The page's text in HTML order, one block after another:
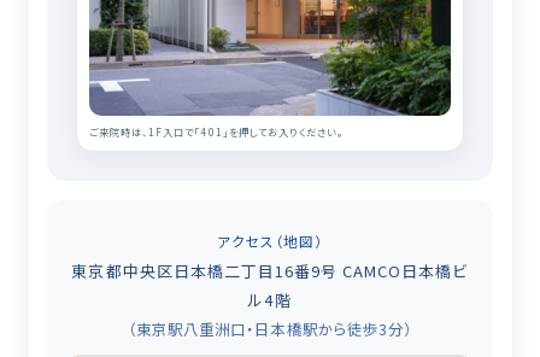
ご来院時は、1F入口で「401」を押してお入りください。
アクセス（地図）
東京都中央区日本橋二丁目16番9号 CAMCO日本橋ビ
ル4階
（東京駅八重洲口・日本橋駅から徒歩3分）